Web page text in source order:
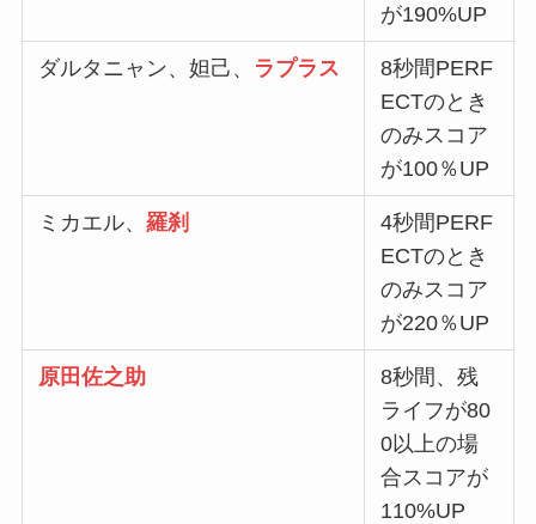
が190%UP
ダルタニャン、妲己、 ラプラス
8秒間PERF
ECTのとき
のみスコア
が100％UP
ミカエル、羅刹
4秒間PERF
ECTのとき
のみスコア
が220％UP
原田佐之助
8秒間、残
ライフが80
0以上の場
合スコアが
110%UP